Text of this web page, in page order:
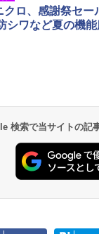
19,541円～
5,758円～
クロ、感謝祭セー
シワなど夏の機
検索で当サイトの記